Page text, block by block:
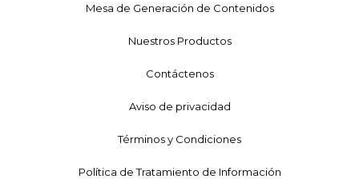
Mesa de Generación de Contenidos
Nuestros Productos
Contáctenos
Aviso de privacidad
Términos y Condiciones
Política de Tratamiento de Información